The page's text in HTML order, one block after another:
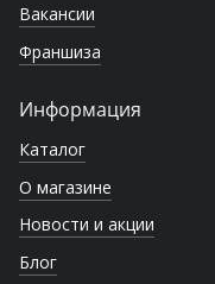
Вакансии
Франшиза
Информация
Каталог
О магазине
Новости и акции
Блог